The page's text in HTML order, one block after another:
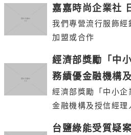
嘉嘉時尚企業社
我們專營流行服飾
加盟或合作
經濟部獎勵「中
務績優金融機構
經濟部獎勵「中小
金融機構及授信經理
台鹽綠能受質疑